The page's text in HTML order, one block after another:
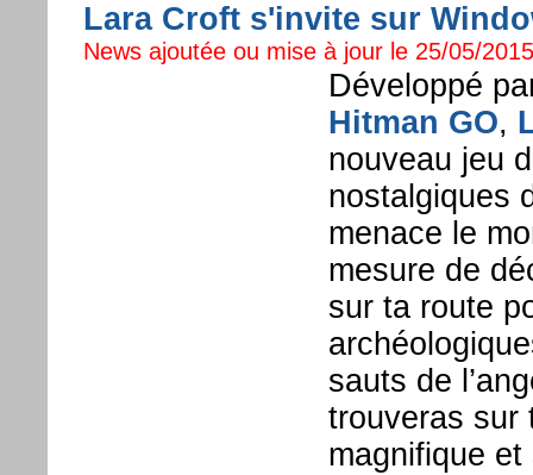
Lara Croft s'invite sur
News ajoutée ou mise à jour le 25/05/
Développé
Hitman GO,
nouveau jeu
nostalgiques
menace le
mesure de
sur ta route
sauts de
trouveras sur
magnifique